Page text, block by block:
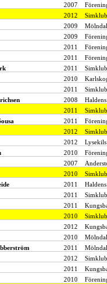
2007
2012
2009
2009
2011
2011
2011
2010
2011
2008
2011
2011
2012
2012
2010
2007
2010
2011
2011
2011
2010
2012
2010
2011
2012
2011
2010